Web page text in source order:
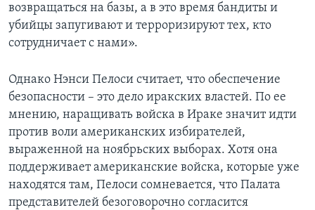
возвращаться на базы, а в это время бандиты и
убийцы запугивают и терроризируют тех, кто
сотрудничает с нами».
Однако Нэнси Пелоси считает, что обеспечение
безопасности – это дело иракских властей. По ее
мнению, наращивать войска в Ираке значит идти
против воли американских избирателей,
выраженной на ноябрьских выборах. Хотя она
поддерживает американские войска, которые уже
находятся там, Пелоси сомневается, что Палата
представителей безоговорочно согласится